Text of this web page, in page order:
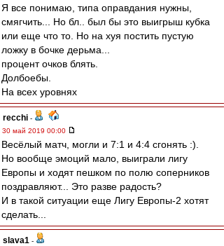
Я все понимаю, типа оправдания нужны,
смягчить... Но бл.. был бы это выигрыш кубка
или еще что то. Но на хуя постить пустую
ложку в бочке дерьма...
процент очков блять.
Долбоебы.
На всех уровнях
recchi -
30 май 2019 00:00
Весёлый матч, могли и 7:1 и 4:4 сгонять :).
Но вообще эмоций мало, выиграли лигу
Европы и ходят пешком по полю соперников
поздравляют... Это разве радость?
И в такой ситуации еще Лигу Европы-2 хотят
сделать...
slava1 -